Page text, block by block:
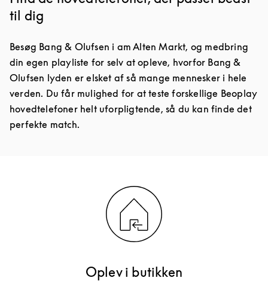
til dig
Besøg Bang & Olufsen i am Alten Markt, og medbring
din egen playliste for selv at opleve, hvorfor Bang &
Olufsen lyden er elsket af så mange mennesker i hele
verden. Du får mulighed for at teste forskellige Beoplay
hovedtelefoner helt uforpligtende, så du kan finde det
perfekte match.
Oplev i butikken